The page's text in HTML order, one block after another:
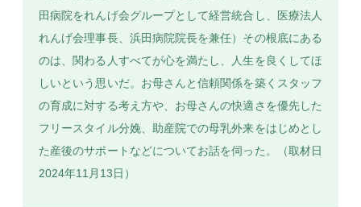
田病院をれんげ会グループとして経営統合し、医療法人
れんげ会理事長、浜田病院院長を兼任）その根底にある
のは、関わる人すべてが心を満たし、人生を良くしてほ
しいという思いだ。お母さんと信頼関係を築くスタッフ
の育成に対する考え方や、お母さんの快適さを優先した
フリースタイル分娩、助産院での母乳外来をはじめとし
た産後のサポートなどについてお話を伺った。（取材日
2024年11月13日）